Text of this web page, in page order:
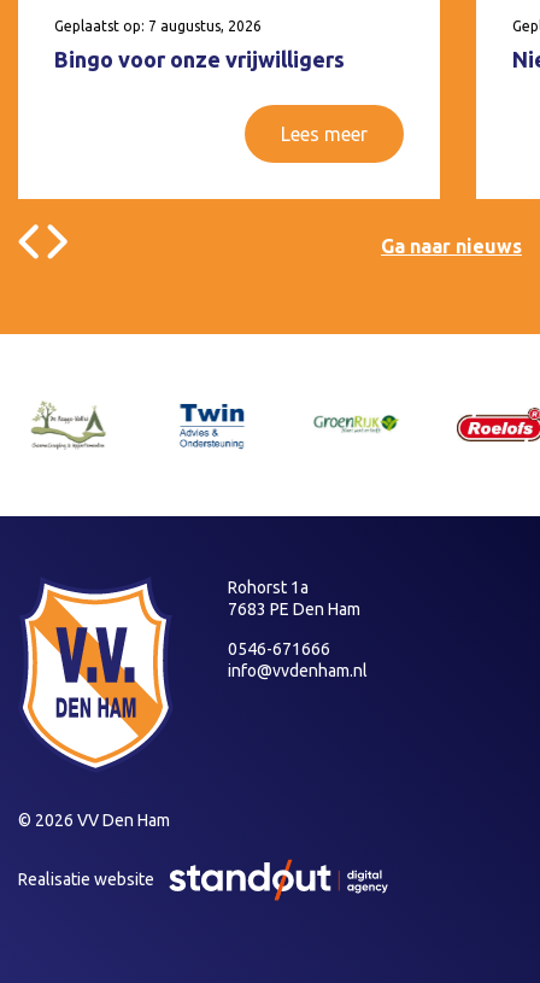
Geplaatst op: 7 augustus, 2026
Bingo voor onze vrijwilligers
Lees meer
Ga naar nieuws
Rohorst 1a
7683 PE Den Ham
0546-671666
info@vvdenham.nl
© 2026 VV Den Ham
Realisatie website